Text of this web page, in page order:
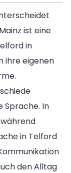
ist eine
in
ihre eigenen
Sprache. In
in Telford
den Alltag